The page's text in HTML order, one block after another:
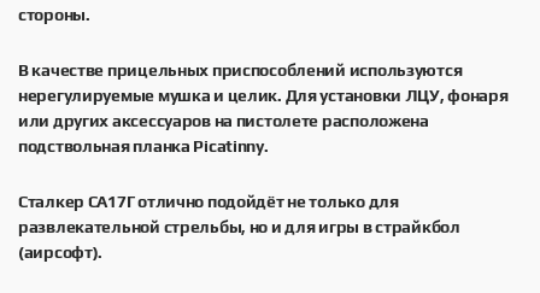
стороны.
В качестве прицельных приспособлений используются
нерегулируемые мушка и целик. Для установки ЛЦУ, фонаря
или других аксессуаров на пистолете расположена
подствольная планка Picatinny.
Сталкер СА17Г отлично подойдёт не только для
развлекательной стрельбы, но и для игры в страйкбол
(аирсофт).